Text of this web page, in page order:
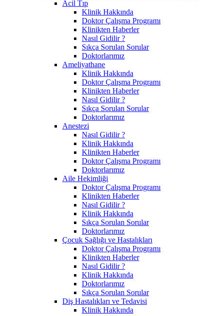
Acil Tıp
Klinik Hakkında
Doktor Çalışma Programı
Klinikten Haberler
Nasıl Gidilir ?
Sıkça Sorulan Sorular
Doktorlarımız
Ameliyathane
Klinik Hakkında
Doktor Çalışma Programı
Klinikten Haberler
Nasıl Gidilir ?
Sıkça Sorulan Sorular
Doktorlarımız
Anestezi
Nasıl Gidilir ?
Klinik Hakkında
Klinikten Haberler
Doktor Çalışma Programı
Doktorlarımız
Aile Hekimliği
Doktor Çalışma Programı
Klinikten Haberler
Nasıl Gidilir ?
Klinik Hakkında
Sıkça Sorulan Sorular
Doktorlarımız
Çocuk Sağlığı ve Hastalıkları
Doktor Çalışma Programı
Klinikten Haberler
Nasıl Gidilir ?
Klinik Hakkında
Doktorlarımız
Sıkça Sorulan Sorular
Diş Hastalıkları ve Tedavisi
Klinik Hakkında